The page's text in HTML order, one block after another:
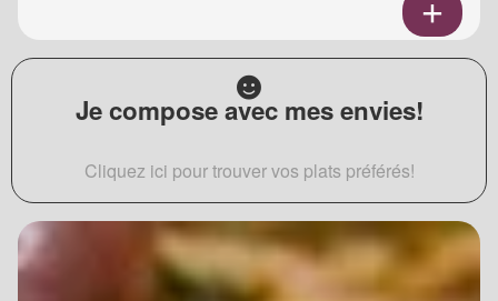
Je compose avec mes envies!
Cliquez ici pour trouver vos plats préférés!